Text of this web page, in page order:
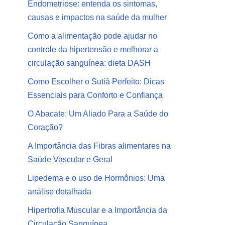
Endometriose: entenda os sintomas,
causas e impactos na saúde da mulher
Como a alimentação pode ajudar no
controle da hipertensão e melhorar a
circulação sanguínea: dieta DASH
Como Escolher o Sutiã Perfeito: Dicas
Essenciais para Conforto e Confiança
O Abacate: Um Aliado Para a Saúde do
Coração?
A Importância das Fibras alimentares na
Saúde Vascular e Geral
Lipedema e o uso de Hormônios: Uma
análise detalhada
Hipertrofia Muscular e a Importância da